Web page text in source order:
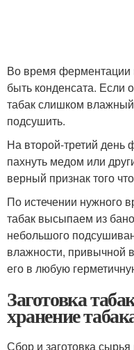
Во время ферментации
быть конденсата. Если
табак слишком
подсушить.
На второй-третий день
пахнуть медом или
верный признак того
По истечении нужного
табак высыпаем из
небольшого
влажности, привычной
его в любую
Заготовка
хранение
Сбор и заготовка